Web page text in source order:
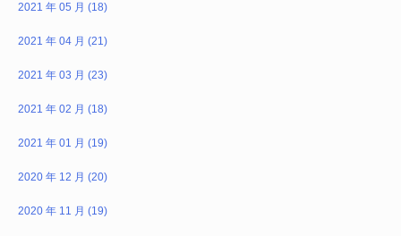
2021 年 05 月 (18)
2021 年 04 月 (21)
2021 年 03 月 (23)
2021 年 02 月 (18)
2021 年 01 月 (19)
2020 年 12 月 (20)
2020 年 11 月 (19)